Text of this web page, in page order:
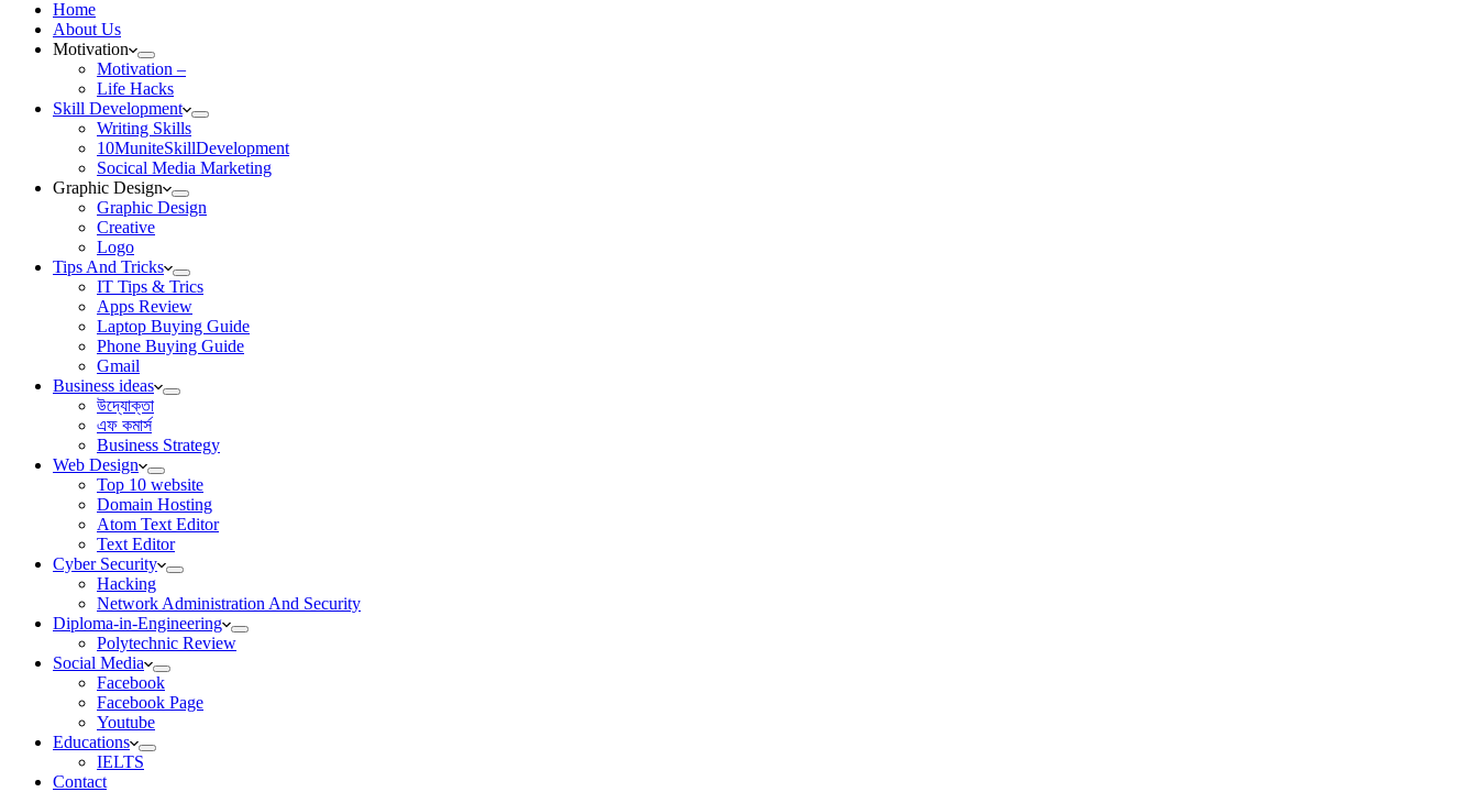
Home
About Us
Motivation
Motivation –
Life Hacks
Skill Development
Writing Skills
10MuniteSkillDevelopment
Socical Media Marketing
Graphic Design
Graphic Design
Creative
Logo
Tips And Tricks
IT Tips & Trics
Apps Review
Laptop Buying Guide
Phone Buying Guide
Gmail
Business ideas
উদ্যোক্তা
এফ কমার্স
Business Strategy
Web Design
Top 10 website
Domain Hosting
Atom Text Editor
Text Editor
Cyber Security
Hacking
Network Administration And Security
Diploma-in-Engineering
Polytechnic Review
Social Media
Facebook
Facebook Page
Youtube
Educations
IELTS
Contact